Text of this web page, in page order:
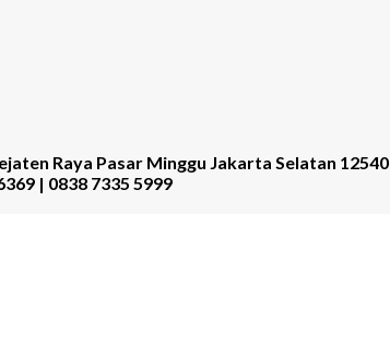
Raya Pasar Minggu Jakarta Selatan 12540
| 0838 7335 5999